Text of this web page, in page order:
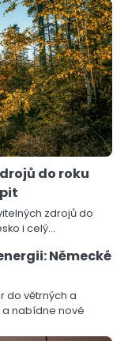
do roku
zdrojů do
i celý…
Německé
do větrných a
nabídne nové